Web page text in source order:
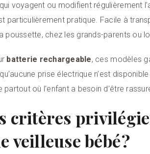
voyagent ou modifient régulièrement
particulièrement pratique. Facile à
poussette, chez les grands-parents ou
batterie rechargeable, ces modèles
prise électrique n’est
partout où l’enfant a besoin d’être
critères
veilleuse bébé ?